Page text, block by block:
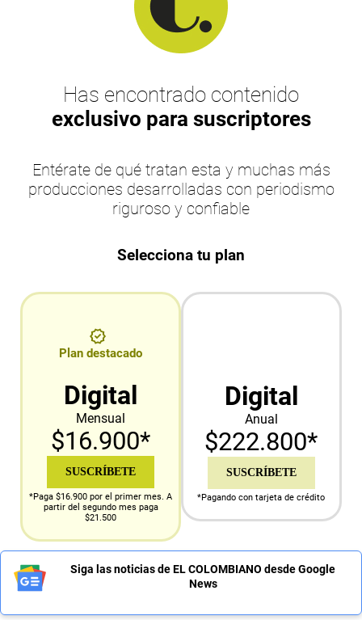
Has encontrado contenido
exclusivo para suscriptores
Entérate de qué tratan esta y muchas más
producciones desarrolladas con periodismo
riguroso y confiable
Selecciona tu plan
Plan destacado
Digital
Mensual
$16.900*
SUSCRÍBETE
*Paga $16.900 por el primer mes. A
partir del segundo mes paga
$21.500
Digital
Anual
$222.800*
SUSCRÍBETE
*Pagando con tarjeta de crédito
Siga las noticias de EL COLOMBIANO desde Google
News